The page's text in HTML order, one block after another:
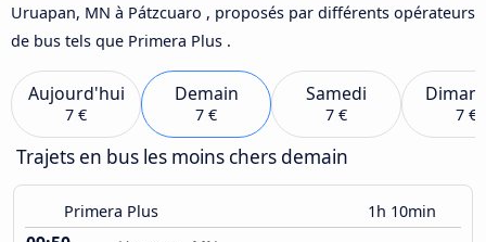
Uruapan, MN à Pátzcuaro , proposés par différents opérateurs
de bus tels que Primera Plus .
Aujourd'hui
7 €
Demain
7 €
Samedi
7 € 7 €
Trajets en bus les moins chers demain
Primera Plus 1h 10min